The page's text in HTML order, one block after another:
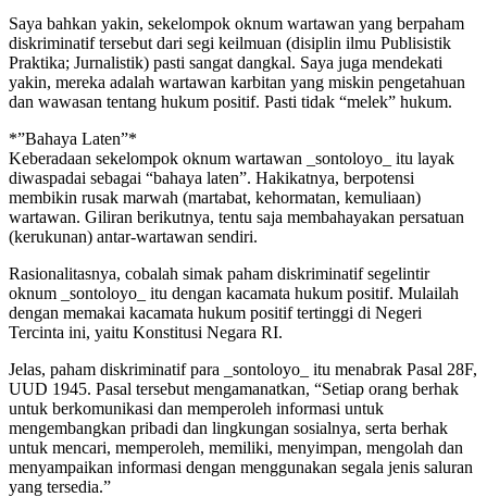
Saya bahkan yakin, sekelompok oknum wartawan yang berpaham
diskriminatif tersebut dari segi keilmuan (disiplin ilmu Publisistik
Praktika; Jurnalistik) pasti sangat dangkal. Saya juga mendekati
yakin, mereka adalah wartawan karbitan yang miskin pengetahuan
dan wawasan tentang hukum positif. Pasti tidak “melek” hukum.
*”Bahaya Laten”*
Keberadaan sekelompok oknum wartawan _sontoloyo_ itu layak
diwaspadai sebagai “bahaya laten”. Hakikatnya, berpotensi
membikin rusak marwah (martabat, kehormatan, kemuliaan)
wartawan. Giliran berikutnya, tentu saja membahayakan persatuan
(kerukunan) antar-wartawan sendiri.
Rasionalitasnya, cobalah simak paham diskriminatif segelintir
oknum _sontoloyo_ itu dengan kacamata hukum positif. Mulailah
dengan memakai kacamata hukum positif tertinggi di Negeri
Tercinta ini, yaitu Konstitusi Negara RI.
Jelas, paham diskriminatif para _sontoloyo_ itu menabrak Pasal 28F,
UUD 1945. Pasal tersebut mengamanatkan, “Setiap orang berhak
untuk berkomunikasi dan memperoleh informasi untuk
mengembangkan pribadi dan lingkungan sosialnya, serta berhak
untuk mencari, memperoleh, memiliki, menyimpan, mengolah dan
menyampaikan informasi dengan menggunakan segala jenis saluran
yang tersedia.”